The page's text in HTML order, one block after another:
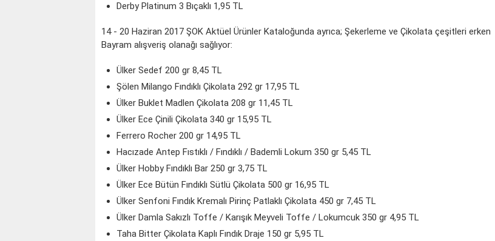
Derby Platinum 3 Bıçaklı 1,95 TL
14 - 20 Haziran 2017 ŞOK Aktüel Ürünler Kataloğunda ayrıca; Şekerleme ve Çikolata çeşitleri erken
Bayram alışveriş olanağı sağlıyor:
Ülker Sedef 200 gr 8,45 TL
Şölen Milango Fındıklı Çikolata 292 gr 17,95 TL
Ülker Buklet Madlen Çikolata 208 gr 11,45 TL
Ülker Ece Çinili Çikolata 340 gr 15,95 TL
Ferrero Rocher 200 gr 14,95 TL
Hacızade Antep Fıstıklı / Fındıklı / Bademli Lokum 350 gr 5,45 TL
Ülker Hobby Fındıklı Bar 250 gr 3,75 TL
Ülker Ece Bütün Fındıklı Sütlü Çikolata 500 gr 16,95 TL
Ülker Senfoni Fındık Kremalı Pirinç Patlaklı Çikolata 450 gr 7,45 TL
Ülker Damla Sakızlı Toffe / Karışık Meyveli Toffe / Lokumcuk 350 gr 4,95 TL
Taha Bitter Çikolata Kaplı Fındık Draje 150 gr 5,95 TL